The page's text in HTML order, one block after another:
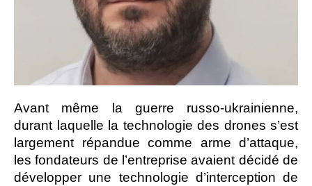
Avant même la guerre russo-ukrainienne,
durant laquelle la technologie des drones s’est
largement répandue comme arme d’attaque,
les fondateurs de l’entreprise avaient décidé de
développer une technologie d’interception de